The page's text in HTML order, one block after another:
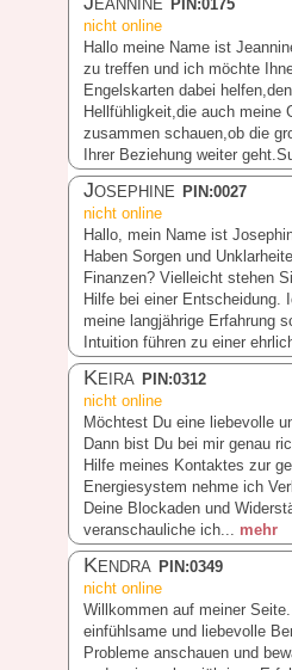
PIN:0175
nicht online
Hallo meine Name ist
zu treffen und ich möchte
Engelskarten dabei
Hellfühligkeit,die auch meine
zusammen schauen,ob die
Ihrer Beziehung weiter
Josephine PIN:0027
nicht online
Hallo, mein Name ist
Haben Sorgen und
Finanzen? Vielleicht stehen
Hilfe bei einer Entscheidung.
meine langjährige Erfahrung
Intuition führen zu einer
Keira PIN:0312
nicht online
Möchtest Du eine liebevolle
Dann bist Du bei mir genau
Hilfe meines Kontaktes zur
Energiesystem nehme ich
Deine Blockaden und
veranschauliche ich... mehr
Kendra PIN:0349
nicht online
Willkommen auf meiner
einfühlsame und liebevolle
Probleme anschauen und